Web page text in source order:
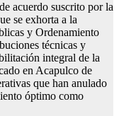
acuerdo suscrito por la
se exhorta a la
y Ordenamiento
técnicas y
integral de la
en Acapulco de
que han anulado
óptimo como